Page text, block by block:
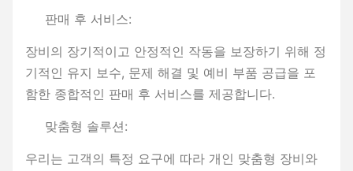
판매 후 서비스:
장비의 장기적이고 안정적인 작동을 보장하기 위해 정
기적인 유지 보수, 문제 해결 및 예비 부품 공급을 포
함한 종합적인 판매 후 서비스를 제공합니다.
맞춤형 솔루션:
우리는 고객의 특정 요구에 따라 개인 맞춤형 장비와